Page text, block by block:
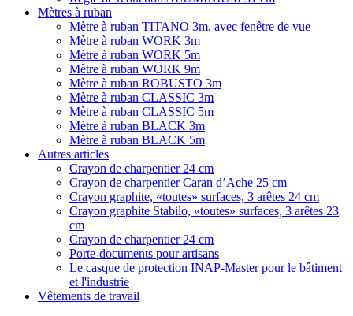
Mètres à ruban
Mètre à ruban TITANO 3m, avec fenêtre de vue
Mètre à ruban WORK 3m
Mètre à ruban WORK 5m
Mètre à ruban WORK 9m
Mètre à ruban ROBUSTO 3m
Mètre à ruban CLASSIC 3m
Mètre à ruban CLASSIC 5m
Mètre à ruban BLACK 3m
Mètre à ruban BLACK 5m
Autres articles
Crayon de charpentier 24 cm
Crayon de charpentier Caran d’Ache 25 cm
Crayon graphite, «toutes» surfaces, 3 arêtes 24 cm
Crayon graphite Stabilo, «toutes» surfaces, 3 arêtes 23
cm
Crayon de charpentier 24 cm
Porte-documents pour artisans
Le casque de protection INAP-Master pour le bâtiment
et l'industrie
Vêtements de travail